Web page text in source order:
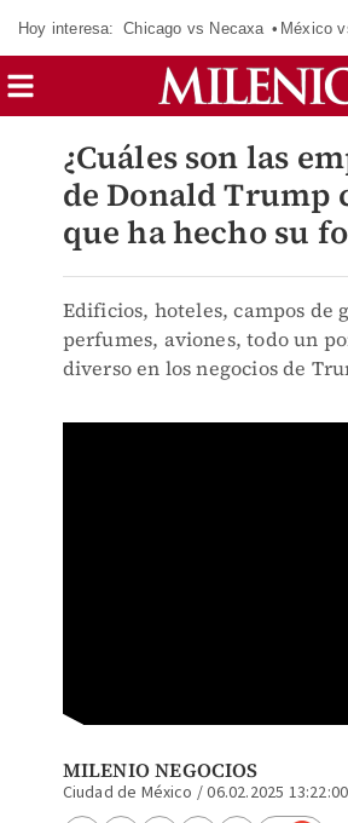
Hoy interesa: Chicago vs Necaxa México
¿Cuáles son las
de Donald Trump
que ha hecho su
Edificios, hoteles, campos de
perfumes, aviones, todo un
diverso en los negocios de
MILENIO NEGOCIOS
Ciudad de México /06.02.2025 13:22:00